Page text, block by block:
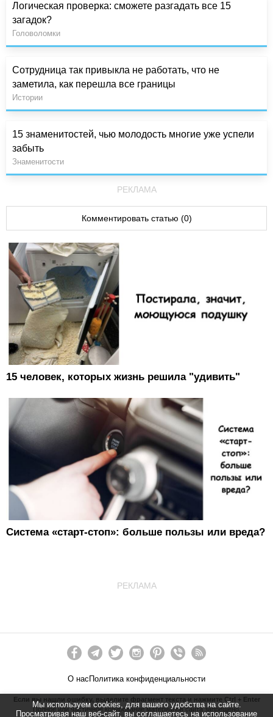
Мы используем cookies, для вашего удобства на сайте.
Просматривая наш веб-сайт, вы соглашаетесь на использование
Логическая проверка: сможете разгадать все 15
загадок?
Головоломки
Сотрудница так привыкла не работать, что не
заметила, как перешла все границы
Истории
15 знаменитостей, чью молодость многие уже успели
забыть
Знаменитости
РЕКЛАМА
Комментировать статью (0)
15 человек, которых жизнь решила "удивить"
Система «старт-стоп»: больше пользы или вреда?
РЕКЛАМА
О нас Политика конфиденциальности
Если вы нашли ошибку, выделите фрагмент текста и нажмите Ctrl + Enter
Полное или частичное копирование материалов сайта запрещено.